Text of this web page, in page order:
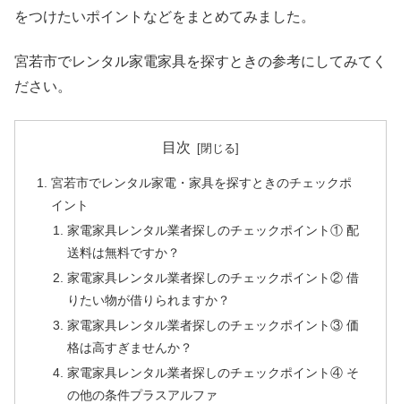
をつけたいポイントなどをまとめてみました。
宮若市でレンタル家電家具を探すときの参考にしてみてく
ださい。
目次
宮若市でレンタル家電・家具を探すときのチェックポ
イント
家電家具レンタル業者探しのチェックポイント① 配
送料は無料ですか？
家電家具レンタル業者探しのチェックポイント② 借
りたい物が借りられますか？
家電家具レンタル業者探しのチェックポイント③ 価
格は高すぎませんか？
家電家具レンタル業者探しのチェックポイント④ そ
の他の条件プラスアルファ